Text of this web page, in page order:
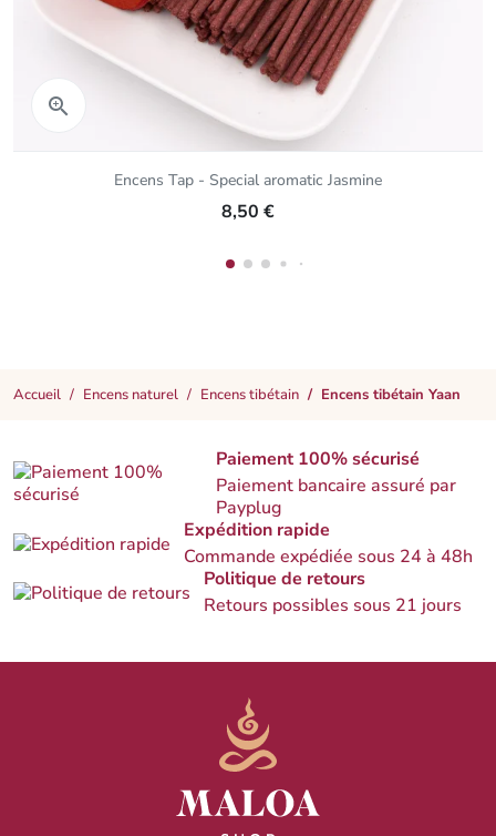
 Aperçu rapide
Encens Tap - Special aromatic Jasmine
8,50 €
Accueil Encens naturel Encens tibétain Encens tibétain Yaan
Paiement 100% sécurisé
Paiement bancaire assuré par
Payplug
Expédition rapide
Commande expédiée sous 24 à 48h
Politique de retours
Retours possibles sous 21 jours